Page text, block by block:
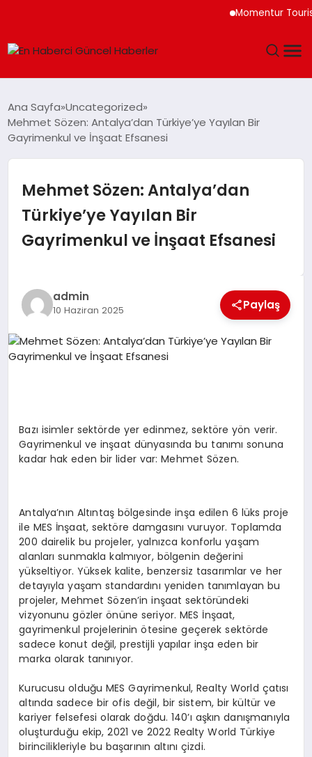
Momentur Tourism
SPOR
MAGAZIN
EKONOMI
EĞITIM
Ana Sayfa Uncategorized
Mehmet Sözen: Antalya’dan Türkiye’ye Yayılan Bir
Gayrimenkul ve İnşaat Efsanesi
Mehmet Sözen: Antalya’dan
Türkiye’ye Yayılan Bir
Gayrimenkul ve İnşaat Efsanesi
admin
10 Haziran 2025 Paylaş
Bazı isimler sektörde yer edinmez, sektöre yön verir.
Gayrimenkul ve inşaat dünyasında bu tanımı sonuna
kadar hak eden bir lider var: Mehmet Sözen.
Antalya’nın Altıntaş bölgesinde inşa edilen 6 lüks proje
ile MES İnşaat, sektöre damgasını vuruyor. Toplamda
200 dairelik bu projeler, yalnızca konforlu yaşam
alanları sunmakla kalmıyor, bölgenin değerini
yükseltiyor. Yüksek kalite, benzersiz tasarımlar ve her
detayıyla yaşam standardını yeniden tanımlayan bu
projeler, Mehmet Sözen’in inşaat sektöründeki
vizyonunu gözler önüne seriyor. MES İnşaat,
gayrimenkul projelerinin ötesine geçerek sektörde
sadece konut değil, prestijli yapılar inşa eden bir
marka olarak tanınıyor.
Kurucusu olduğu MES Gayrimenkul, Realty World çatısı
altında sadece bir ofis değil, bir sistem, bir kültür ve
kariyer felsefesi olarak doğdu. 140’ı aşkın danışmanıyla
oluşturduğu ekip, 2021 ve 2022 Realty World Türkiye
birincilikleriyle bu başarının altını çizdi.